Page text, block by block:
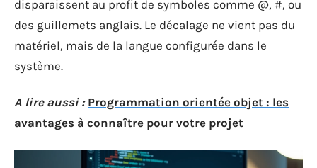
disparaissent au profit de symboles comme @, #, ou
des guillemets anglais. Le décalage ne vient pas du
matériel, mais de la langue configurée dans le
système.
A lire aussi : Programmation orientée objet : les
avantages à connaître pour votre projet